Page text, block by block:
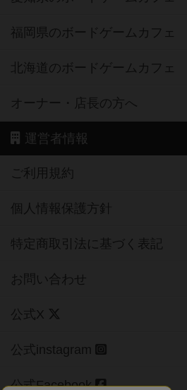
福岡県のボードゲームカフェ
北海道のボードゲームカフェ
オーナー・店長の方へ
運営者情報
ご利用規約
個人情報保護方針
特定商取引法に基づく表記
お問い合わせ
公式X
公式instagram
公式Facebook